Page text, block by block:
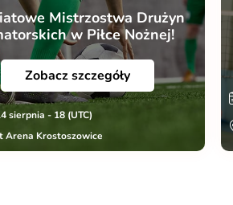
Mistrzostwa Drużyn
w Piłce Nożnej!
Zobacz szczegóły
sierpnia - 18 (UTC)
Arena Krostoszowice